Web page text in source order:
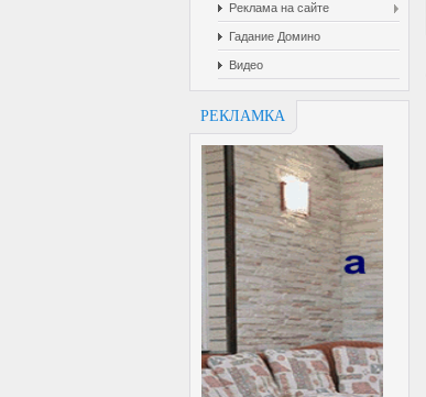
Реклама на сайте
Гадание Домино
Видео
РЕКЛАМКА